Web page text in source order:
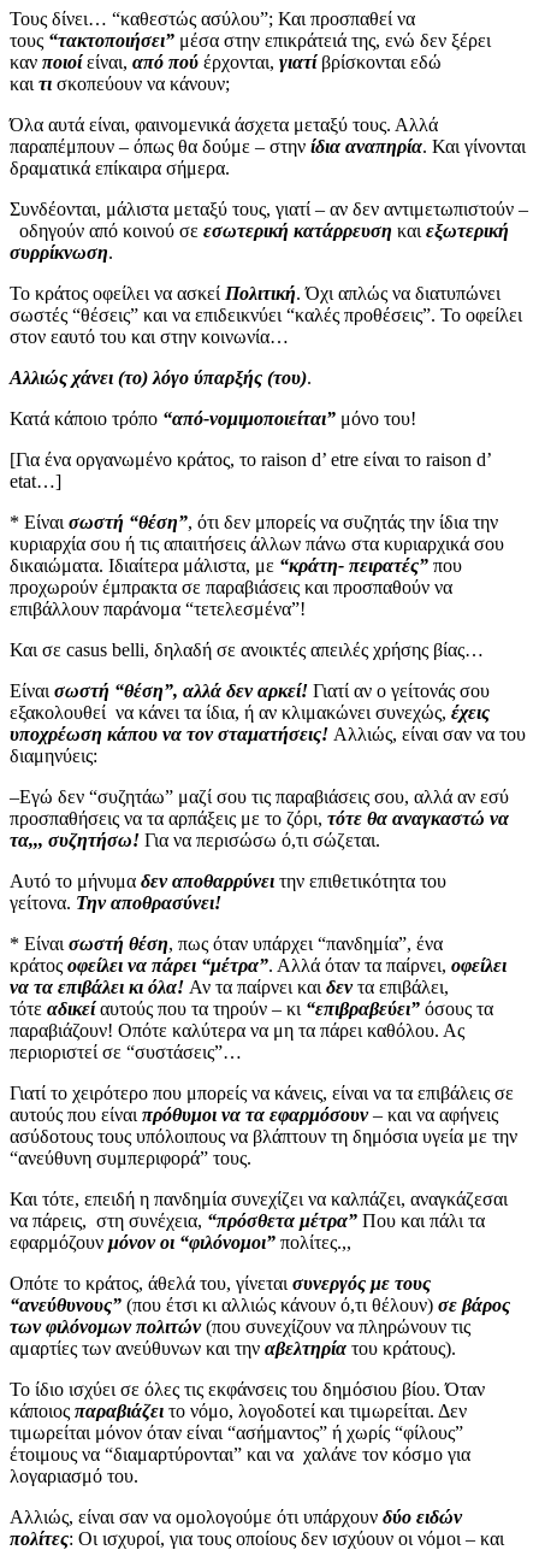
Τους δίνει… “καθεστώς ασύλου”; Και προσπαθεί να
τους “τακτοποιήσει” μέσα στην επικράτειά της, ενώ δεν ξέρει
καν ποιοίείναι, από πού έρχονται, γιατί βρίσκονται εδώ
και τι σκοπεύουν να κάνουν;
Όλα αυτά είναι, φαινομενικά άσχετα μεταξύ τους. Αλλά
παραπέμπουν – όπως θα δούμε – στην ίδια αναπηρία. Και γίνονται
δραματικά επίκαιρα σήμερα.
Συνδέονται, μάλιστα μεταξύ τους, γιατί – αν δεν αντιμετωπιστούν –
οδηγούν από κοινού σε εσωτερική κατάρρευση και εξωτερική
συρρίκνωση.
Το κράτος οφείλει να ασκεί Πολιτική. Όχι απλώς να διατυπώνει
σωστές “θέσεις” και να επιδεικνύει “καλές προθέσεις”. Το οφείλει
στον εαυτό του και στην κοινωνία…
Αλλιώς χάνει (το) λόγο ύπαρξής (του).
Κατά κάποιο τρόπο “από-νομιμοποιείται” μόνο του!
[Για ένα οργανωμένο κράτος, το raison d’ etre είναι το raison d’
etat…]
* Είναι σωστή “θέση”, ότι δεν μπορείς να συζητάς την ίδια την
κυριαρχία σου ή τις απαιτήσεις άλλων πάνω στα κυριαρχικά σου
δικαιώματα. Ιδιαίτερα μάλιστα, με “κράτη- πειρατές” που
προχωρούν έμπρακτα σε παραβιάσεις και προσπαθούν να
επιβάλλουν παράνομα “τετελεσμένα”!
Και σε casus belli, δηλαδή σε ανοικτές απειλές χρήσης βίας…
Είναι σωστή “θέση”, αλλά δεν αρκεί! Γιατί αν ο γείτονάς σου
εξακολουθεί να κάνει τα ίδια, ή αν κλιμακώνει συνεχώς, έχεις
υποχρέωση κάπου να τον σταματήσεις! Αλλιώς, είναι σαν να του
διαμηνύεις:
–Εγώ δεν “συζητάω” μαζί σου τις παραβιάσεις σου, αλλά αν εσύ
προσπαθήσεις να τα αρπάξεις με το ζόρι, τότε θα αναγκαστώ να
τα,,, συζητήσω! Για να περισώσω ό,τι σώζεται.
Αυτό το μήνυμα δεν αποθαρρύνει την επιθετικότητα του
γείτονα. Την αποθρασύνει!
* Είναι σωστή θέση, πως όταν υπάρχει “πανδημία”, ένα
κράτος οφείλει να πάρει “μέτρα”. Αλλά όταν τα παίρνει, οφείλει
να τα επιβάλει κι όλα! Αν τα παίρνει και δεντα επιβάλει,
τότε αδικείαυτούς που τα τηρούν – κι “επιβραβεύει” όσους τα
παραβιάζουν! Οπότε καλύτερα να μη τα πάρει καθόλου. Ας
περιοριστεί σε “συστάσεις”…
Γιατί το χειρότερο που μπορείς να κάνεις, είναι να τα επιβάλεις σε
αυτούς που είναι πρόθυμοι να τα εφαρμόσουν– και να αφήνεις
ασύδοτους τους υπόλοιπους να βλάπτουν τη δημόσια υγεία με την
“ανεύθυνη συμπεριφορά” τους.
Και τότε, επειδή η πανδημία συνεχίζει να καλπάζει, αναγκάζεσαι
να πάρεις, στη συνέχεια, “πρόσθετα μέτρα” Που και πάλι τα
εφαρμόζουν μόνον οι “φιλόνομοι” πολίτες.,,
Οπότε το κράτος, άθελά του, γίνεται συνεργός με τους
“ανεύθυνους” (που έτσι κι αλλιώς κάνουν ό,τι θέλουν) σε βάρος
των φιλόνομων πολιτών(που συνεχίζουν να πληρώνουν τις
αμαρτίες των ανεύθυνων και την αβελτηρία του κράτους).
Το ίδιο ισχύει σε όλες τις εκφάνσεις του δημόσιου βίου. Όταν
κάποιος παραβιάζει το νόμο, λογοδοτεί και τιμωρείται. Δεν
τιμωρείται μόνον όταν είναι “ασήμαντος” ή χωρίς “φίλους”
έτοιμους να “διαμαρτύρονται” και να χαλάνε τον κόσμο για
λογαριασμό του.
Αλλιώς, είναι σαν να ομολογούμε ότι υπάρχουν δύο ειδών
πολίτες: Οι ισχυροί, για τους οποίους δεν ισχύουν οι νόμοι – και